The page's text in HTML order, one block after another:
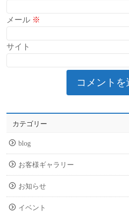
メール ※
サイト
カテゴリー
blog
お客様ギャラリー
お知らせ
イベント